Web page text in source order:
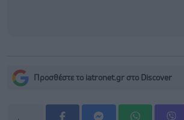
Προσθέστε το iatronet.gr στο Discover